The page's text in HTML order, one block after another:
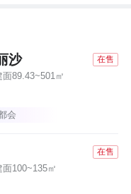
沙 在售
面89.43~501㎡
会
在售
面100~135㎡